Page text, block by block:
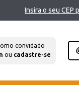
Insira o seu CEP
convidado
ou cadastre-se